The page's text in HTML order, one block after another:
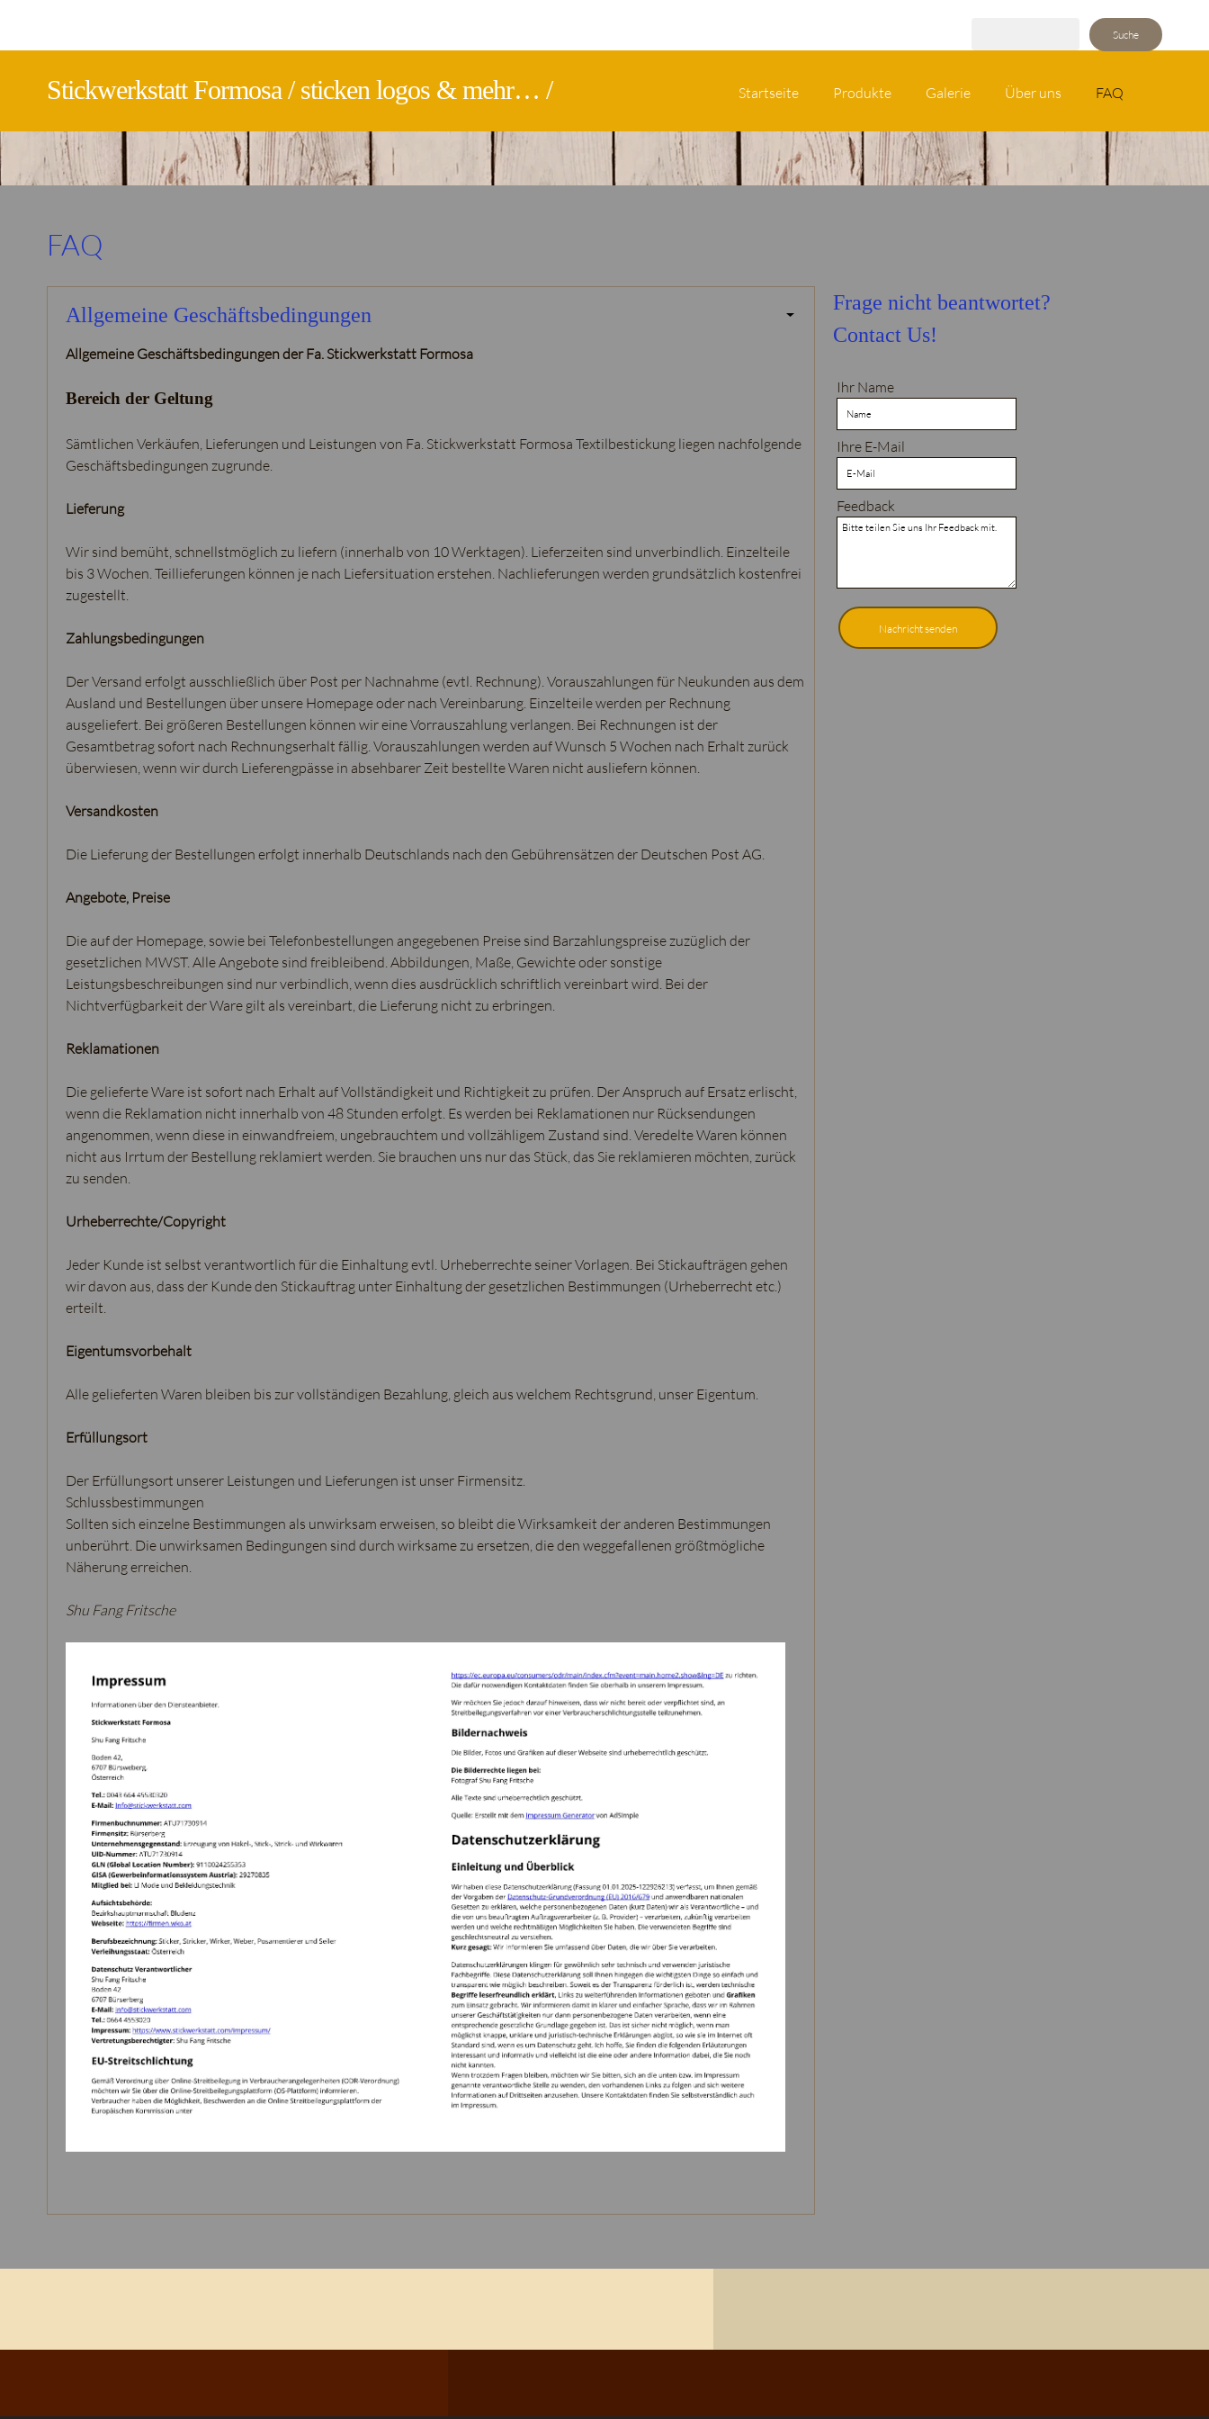
Suche
Stickwerkstatt Formosa / sticken logos & mehr… / Startseite Produkte Galerie Über uns FAQ
FAQ
Allgemeine Geschäftsbedingungen
Allgemeine Geschäftsbedingungen der Fa. Stickwerkstatt Formosa
Bereich der Geltung
Sämtlichen Verkäufen, Lieferungen und Leistungen von Fa. Stickwerkstatt Formosa Textilbestickung liegen nachfolgende
Geschäftsbedingungen zugrunde.
Lieferung
Wir sind bemüht, schnellstmöglich zu liefern (innerhalb von 10 Werktagen). Lieferzeiten sind unverbindlich. Einzelteile
bis 3 Wochen. Teillieferungen können je nach Liefersituation erstehen. Nachlieferungen werden grundsätzlich kostenfrei
zugestellt.
Zahlungsbedingungen
Der Versand erfolgt ausschließlich über Post per Nachnahme (evtl. Rechnung). Vorauszahlungen für Neukunden aus dem
Ausland und Bestellungen über unsere Homepage oder nach Vereinbarung. Einzelteile werden per Rechnung
ausgeliefert. Bei größeren Bestellungen können wir eine Vorrauszahlung verlangen. Bei Rechnungen ist der
Gesamtbetrag sofort nach Rechnungserhalt fällig. Vorauszahlungen werden auf Wunsch 5 Wochen nach Erhalt zurück
überwiesen, wenn wir durch Lieferengpässe in absehbarer Zeit bestellte Waren nicht ausliefern können.
Versandkosten
Die Lieferung der Bestellungen erfolgt innerhalb Deutschlands nach den Gebührensätzen der Deutschen Post AG.
Angebote, Preise
Die auf der Homepage, sowie bei Telefonbestellungen angegebenen Preise sind Barzahlungspreise zuzüglich der
gesetzlichen MWST. Alle Angebote sind freibleibend. Abbildungen, Maße, Gewichte oder sonstige
Leistungsbeschreibungen sind nur verbindlich, wenn dies ausdrücklich schriftlich vereinbart wird. Bei der
Nichtverfügbarkeit der Ware gilt als vereinbart, die Lieferung nicht zu erbringen.
Reklamationen
Die gelieferte Ware ist sofort nach Erhalt auf Vollständigkeit und Richtigkeit zu prüfen. Der Anspruch auf Ersatz erlischt,
wenn die Reklamation nicht innerhalb von 48 Stunden erfolgt. Es werden bei Reklamationen nur Rücksendungen
angenommen, wenn diese in einwandfreiem, ungebrauchtem und vollzähligem Zustand sind. Veredelte Waren können
nicht aus Irrtum der Bestellung reklamiert werden. Sie brauchen uns nur das Stück, das Sie reklamieren möchten, zurück
zu senden.
Urheberrechte/Copyright
Jeder Kunde ist selbst verantwortlich für die Einhaltung evtl. Urheberrechte seiner Vorlagen. Bei Stickaufträgen gehen
wir davon aus, dass der Kunde den Stickauftrag unter Einhaltung der gesetzlichen Bestimmungen (Urheberrecht etc.)
erteilt.
Eigentumsvorbehalt
Alle gelieferten Waren bleiben bis zur vollständigen Bezahlung, gleich aus welchem Rechtsgrund, unser Eigentum.
Erfüllungsort
Der Erfüllungsort unserer Leistungen und Lieferungen ist unser Firmensitz.
Schlussbestimmungen
Sollten sich einzelne Bestimmungen als unwirksam erweisen, so bleibt die Wirksamkeit der anderen Bestimmungen
unberührt. Die unwirksamen Bedingungen sind durch wirksame zu ersetzen, die den weggefallenen größtmögliche
Näherung erreichen.
Shu Fang Fritsche
Frage nicht beantwortet?
Contact Us!
Ihr Name
Ihre E-Mail
Feedback
Nachricht senden